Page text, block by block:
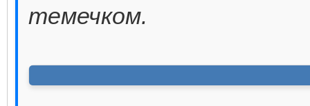
темечком.